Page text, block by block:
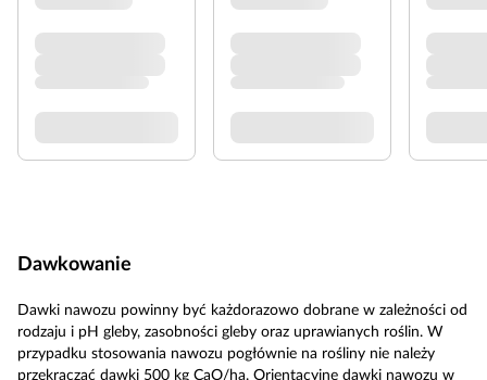
Dawkowanie
Dawki nawozu powinny być każdorazowo dobrane w zależności od
rodzaju i pH gleby, zasobności gleby oraz uprawianych roślin. W
przypadku stosowania nawozu pogłównie na rośliny nie należy
przekraczać dawki 500 kg CaO/ha. Orientacyjne dawki nawozu w